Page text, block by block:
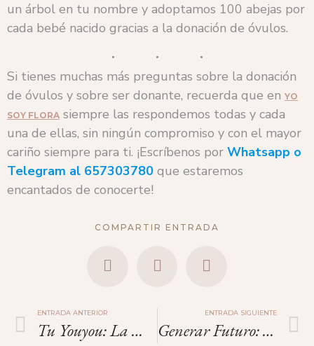
un árbol en tu nombre y adoptamos 100 abejas por
cada bebé nacido gracias a la donación de óvulos.
Si tienes muchas más preguntas sobre la donación
de óvulos y sobre ser donante, recuerda que en YO
SOY FLORA siempre las respondemos todas y cada
una de ellas, sin ningún compromiso y con el mayor
cariño siempre para ti. ¡Escríbenos por Whatsapp o
Telegram al 657303780 que estaremos
encantados de conocerte!
COMPARTIR ENTRADA
ENTRADA ANTERIOR
Tu Youyou: La Mujer Que Encontró La Cura En Las Páginas Del Pasado.
ENTRADA SIGUIENTE
Generar Futuro: Fertilidad, Maternidad, Donación Y Libertad En Las Experiencias Femeninas.